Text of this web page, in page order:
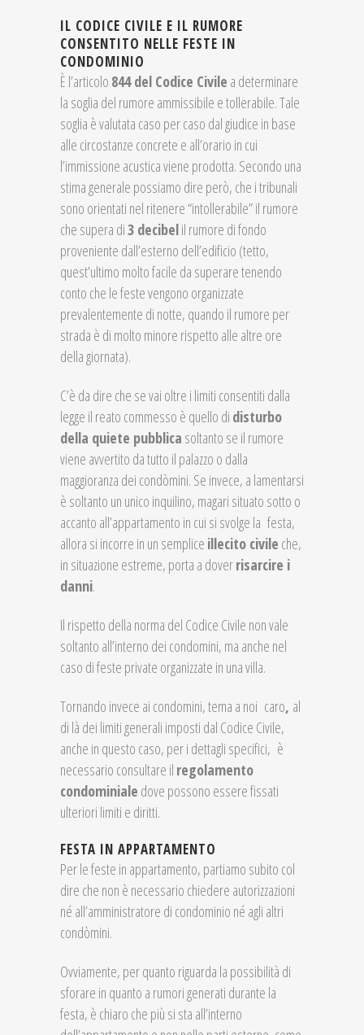
IL CODICE CIVILE E IL RUMORE
CONSENTITO NELLE FESTE IN
CONDOMINIO
È l’articolo 844 del Codice Civile a determinare
la soglia del rumore ammissibile e tollerabile. Tale
soglia è valutata caso per caso dal giudice in base
alle circostanze concrete e all’orario in cui
l’immissione acustica viene prodotta. Secondo una
stima generale possiamo dire però, che i tribunali
sono orientati nel ritenere “intollerabile” il rumore
che supera di3 decibelil rumore di fondo
proveniente dall’esterno dell’edificio (tetto,
quest’ultimo molto facile da superare tenendo
conto che le feste vengono organizzate
prevalentemente di notte, quando il rumore per
strada è di molto minore rispetto alle altre ore
della giornata).
C’è da dire che se vai oltre i limiti consentiti dalla
legge il reato commesso è quello di disturbo
della quiete pubblica soltanto se il rumore
viene avvertito da tutto il palazzo o dalla
maggioranza dei condòmini. Se invece, a lamentarsi
è soltanto un unico inquilino, magari situato sotto o
accanto all’appartamento in cui si svolge la festa,
allora si incorre in un semplice illecito civile che,
in situazione estreme, porta a doverrisarcire i
danni.
Il rispetto della norma del Codice Civile non vale
soltanto all’interno dei condomini, ma anche nel
caso di feste private organizzate in una villa.
Tornando invece ai condomini, tema a noi caro, al
di là dei limiti generali imposti dal Codice Civile,
anche in questo caso, per i dettagli specifici, è
necessario consultare il regolamento
condominiale dove possono essere fissati
ulteriori limiti e diritti.
FESTA IN APPARTAMENTO
Per le feste in appartamento, partiamo subito col
dire che non è necessario chiedere autorizzazioni
né all’amministratore di condominio né agli altri
condòmini.
Ovviamente, per quanto riguarda la possibilità di
sforare in quanto a rumori generati durante la
festa, è chiaro che più si sta all’interno